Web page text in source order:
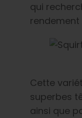
qui
rendement
Cette
superbes
ainsi que